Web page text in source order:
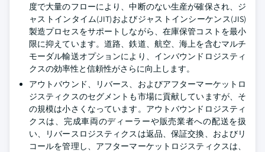
度で大量のフローにより、中断のない生産が確保され、ジ
ャストインタイム(JIT)およびジャストインシーケンス(JIS)
製造プロセスをサポートしながら、在庫保管コストを最小
限に抑えています。道路、鉄道、航空、海上を含むマルチ
モーダル輸送オプションにより、インバウンドロジスティ
クスの効率性と信頼性がさらに向上します。
アウトバウンド、リバース、およびアフターマーケットロ
ジスティクスのセグメントも市場に貢献していますが、そ
の規模は小さくなっています。アウトバウンドロジスティ
クスは、完成車両のディーラーや販売業者への配送を扱
い、リバースロジスティクスは返品、保証交換、およびリ
コールを管理し、アフターマーケットロジスティクスは、